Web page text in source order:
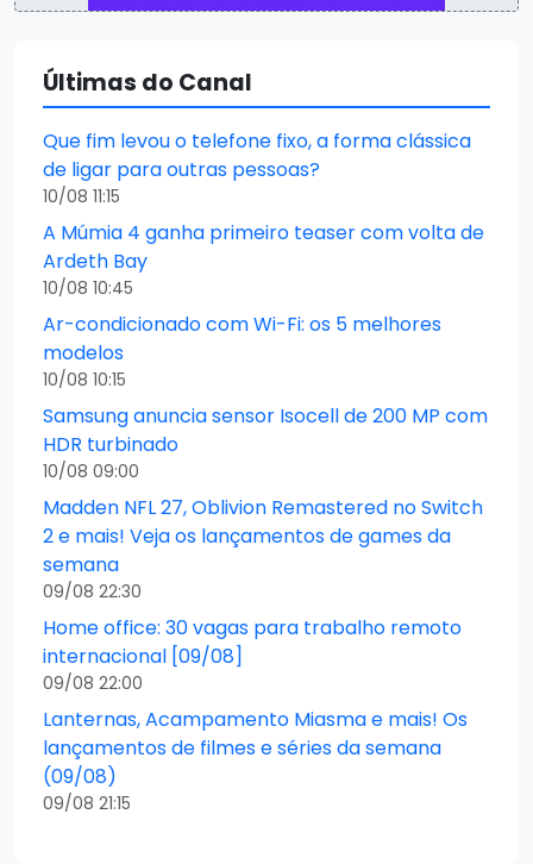
Últimas do Canal
Que fim levou o telefone fixo, a forma clássica
de ligar para outras pessoas?
10/08 11:15
A Múmia 4 ganha primeiro teaser com volta de
Ardeth Bay
10/08 10:45
Ar-condicionado com Wi-Fi: os 5 melhores
modelos
10/08 10:15
Samsung anuncia sensor Isocell de 200 MP com
HDR turbinado
10/08 09:00
Madden NFL 27, Oblivion Remastered no Switch
2 e mais! Veja os lançamentos de games da
semana
09/08 22:30
Home office: 30 vagas para trabalho remoto
internacional [09/08]
09/08 22:00
Lanternas, Acampamento Miasma e mais! Os
lançamentos de filmes e séries da semana
(09/08)
09/08 21:15